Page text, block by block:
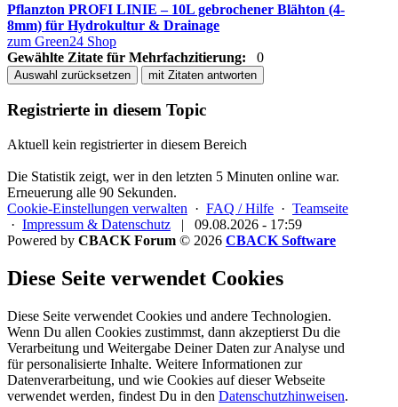
Pflanzton PROFI LINIE – 10L gebrochener Blähton (4-
8mm) für Hydrokultur & Drainage
zum Green24 Shop
Gewählte Zitate für Mehrfachzitierung:
0
Auswahl zurücksetzen mit Zitaten antworten
Registrierte in diesem Topic
Aktuell kein registrierter in diesem Bereich
Die Statistik zeigt, wer in den letzten 5 Minuten online war.
Erneuerung alle 90 Sekunden.
Cookie-Einstellungen verwalten · FAQ / Hilfe · Teamseite
· Impressum & Datenschutz |
09.08.2026 - 17:59
Powered by CBACK Forum © 2026 CBACK Software
Diese Seite verwendet Cookies
Diese Seite verwendet Cookies und andere Technologien.
Wenn Du allen Cookies zustimmst, dann akzeptierst Du die
Verarbeitung und Weitergabe Deiner Daten zur Analyse und
für personalisierte Inhalte. Weitere Informationen zur
Datenverarbeitung, und wie Cookies auf dieser Webseite
verwendet werden, findest Du in den Datenschutzhinweisen.